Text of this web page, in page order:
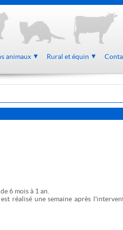
animaux Rural et équin
6 mois à 1 an.
réalisé une semaine après